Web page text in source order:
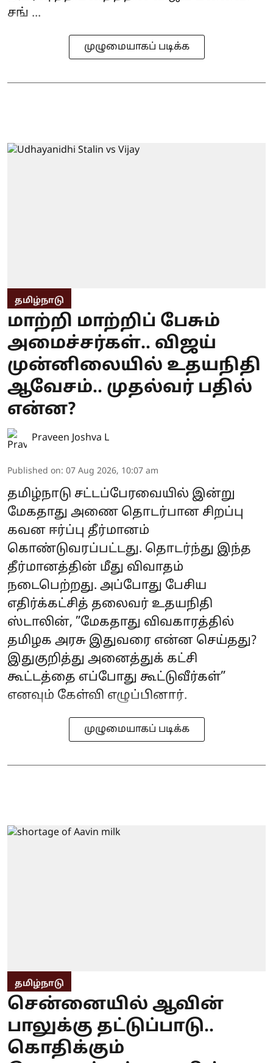
சங் ...
முழுமையாகப் படிக்க
தமிழ்நாடு
மாற்றி மாற்றிப் பேசும்
அமைச்சர்கள்.. விஜய்
முன்னிலையில் உதயநிதி
ஆவேசம்.. முதல்வர் பதில்
என்ன?
Praveen Joshva L
Published on: 07 Aug 2026, 10:07 am
தமிழ்நாடு சட்டப்பேரவையில் இன்று
மேகதாது அணை தொடர்பான சிறப்பு
கவன ஈர்ப்பு தீர்மானம்
கொண்டுவரப்பட்டது. தொடர்ந்து இந்த
தீர்மானத்தின் மீது விவாதம்
நடைபெற்றது. அப்போது பேசிய
எதிர்க்கட்சித் தலைவர் உதயநிதி
ஸ்டாலின், ”மேகதாது விவகாரத்தில்
தமிழக அரசு இதுவரை என்ன செய்தது?
இதுகுறித்து அனைத்துக் கட்சி
கூட்டத்தை எப்போது கூட்டுவீர்கள்”
எனவும் கேள்வி எழுப்பினார்.
முழுமையாகப் படிக்க
தமிழ்நாடு
சென்னையில் ஆவின்
பாலுக்கு தட்டுப்பாடு..
கொதிக்கும்